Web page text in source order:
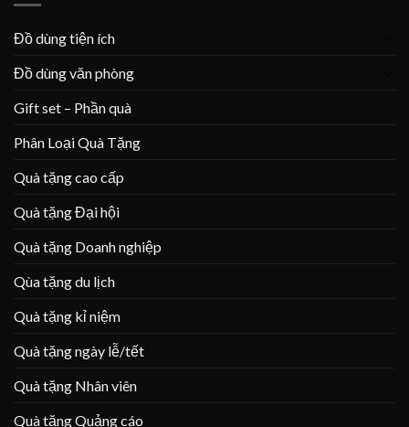
Đồ dùng tiện ích
Đồ dùng văn phòng
Gift set – Phần quà
Phân Loại Quà Tặng
Quà tặng cao cấp
Quà tặng Đại hội
Quà tặng Doanh nghiệp
Qùa tặng du lịch
Quà tặng kỉ niệm
Quà tặng ngày lễ/tết
Quà tặng Nhân viên
Quà tặng Quảng cáo